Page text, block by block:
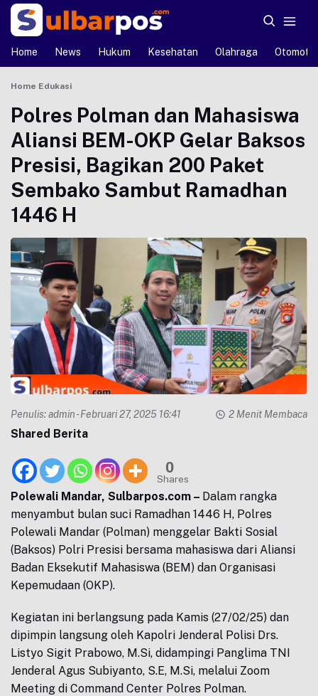
Home News Hukum Kesehatan Olahraga Otomotif
Home Edukasi
Polres Polman dan Mahasiswa
Aliansi BEM-OKP Gelar Baksos
Presisi, Bagikan 200 Paket
Sembako Sambut Ramadhan
1446 H
Penulis:admin- Februari 27, 2025 16:41 2 Menit Membaca
Shared Berita
0
Shares
Polewali Mandar, Sulbarpos.com – Dalam rangka
menyambut bulan suci Ramadhan 1446 H, Polres
Polewali Mandar (Polman) menggelar Bakti Sosial
(Baksos) Polri Presisi bersama mahasiswa dari Aliansi
Badan Eksekutif Mahasiswa (BEM) dan Organisasi
Kepemudaan (OKP).
Kegiatan ini berlangsung pada Kamis (27/02/25) dan
dipimpin langsung oleh Kapolri Jenderal Polisi Drs.
Listyo Sigit Prabowo, M.Si, didampingi Panglima TNI
Jenderal Agus Subiyanto, S.E, M.Si, melalui Zoom
Meeting di Command Center Polres Polman.